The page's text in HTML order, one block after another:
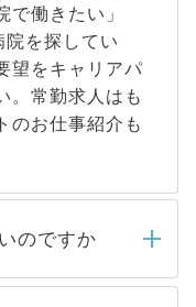
で働きたい」
院を探してい
望をキャリアパ
。常勤求人はも
のお仕事紹介も
のですか
弊社担当者がご